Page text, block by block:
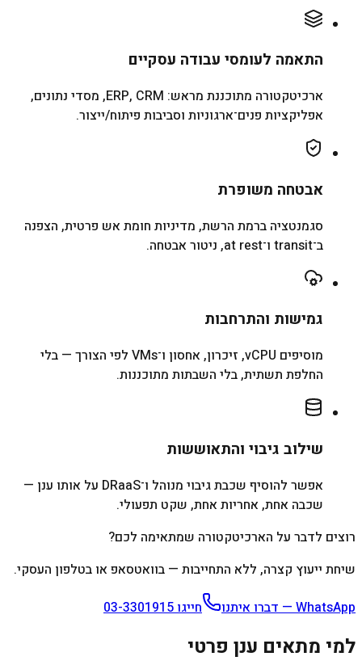
התאמה לעומסי עבודה עסקיים
ארכיטקטורה מתוכננת מראש: ERP, CRM, מסדי נתונים,
אפליקציות פנים־ארגוניות וסביבות פיתוח/ייצור.
אבטחה משופרת
סגמנטציה ברמת הרשת, מדיניות חומת אש פרטית, הצפנה
ב־transit ו־at rest, ניטור אבטחה.
גמישות והתרחבות
מוסיפים vCPU, זיכרון, אחסון ו־VMs לפי הצורך — בלי
החלפת תשתית, בלי השבתות מתוכננות.
שילוב גיבוי והתאוששות
אפשר להוסיף שכבת גיבוי מנוהל ו־DRaaS על אותו ענן —
שכבה אחת, אחריות אחת, שקט תפעולי.
רוצים לדבר על הארכיטקטורה שמתאימה לכם?
שיחת ייעוץ קצרה, ללא התחייבות — בוואטסאפ או בטלפון העסקי.
WhatsApp — דברו איתנו
חייגו 03-3301915
למי מתאים ענן פרטי